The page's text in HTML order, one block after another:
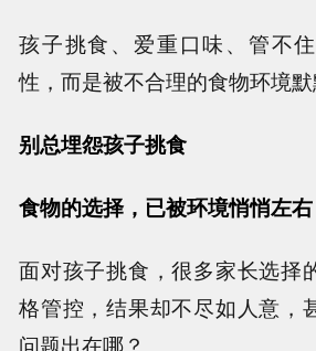
孩子挑食、爱重口味、管不
性，而是被不合理的食物环境默
别总埋怨孩子挑食
食物的选择，已被环境悄悄左右
面对孩子挑食，很多家长选择
格管控，结果却不尽如人意，
问题出在哪？